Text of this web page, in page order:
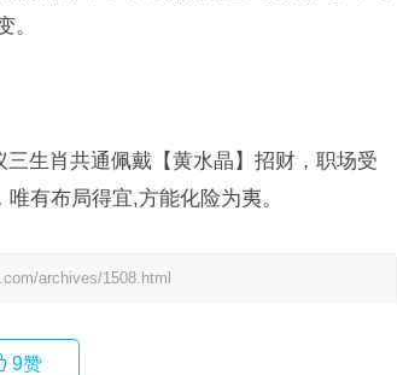
。
生肖共通佩戴【黄水晶】招财，职场受
有布局得宜,方能化险为夷。
archives/1508.html
9赞